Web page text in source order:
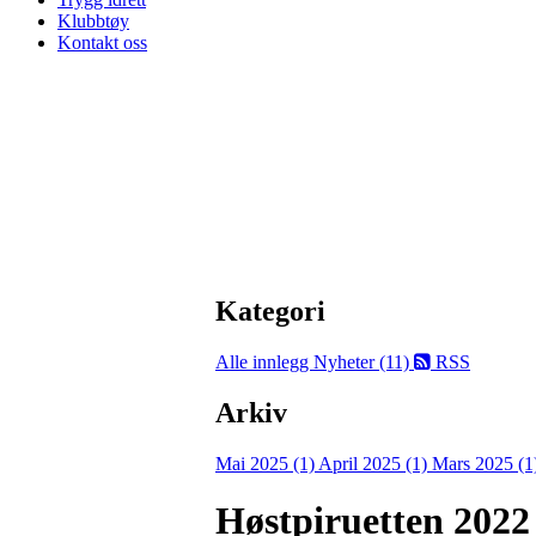
Klubbtøy
Kontakt oss
Kategori
Alle innlegg Nyheter (11) RSS
Arkiv
Mai 2025 (1) April 2025 (1) Mars 2025
Høstpiruetten 2022